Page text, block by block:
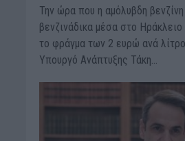
Την ώρα που η αμόλυβδη
βενζινάδικα μέσα στο
το φράγμα των 2 ευρώ ανά
Υπουργό Ανάπτυξης Τάκη...